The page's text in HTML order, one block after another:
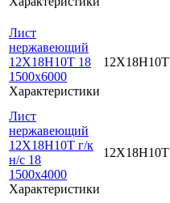
Лист
нержавеющий
12Х18Н10Т 18
1500x6000
Характеристики
12Х18Н10Т
Лист
нержавеющий
12Х18Н10Т г/к
н/с 18
1500x4000
Характеристики
12Х18Н10Т